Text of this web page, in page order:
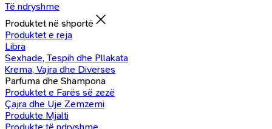
Të ndryshme
Produktet në shportë
Produktet e reja
Libra
Sexhade, Tespih dhe Pllakata
Krema, Vajra dhe Diverses
Parfuma dhe Shampona
Produktet e Farës së zezë
Çajra dhe Uje Zemzemi
Produkte Mjalti
Produkte të ndryshme